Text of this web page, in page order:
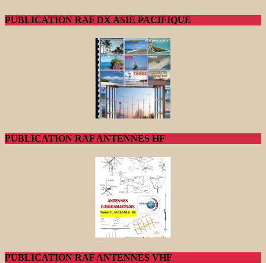
PUBLICATION RAF DX ASIE PACIFIQUE
PUBLICATION RAF ANTENNES HF
PUBLICATION RAF ANTENNES VHF